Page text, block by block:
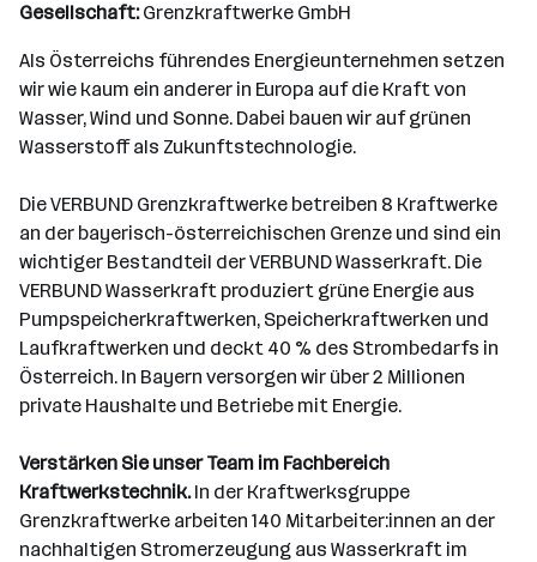
Gesellschaft:Grenzkraftwerke GmbH
Als Österreichs führendes Energieunternehmen setzen
wir wie kaum ein anderer in Europa auf die Kraft von
Wasser, Wind und Sonne. Dabei bauen wir auf grünen
Wasserstoff als Zukunftstechnologie.
Die VERBUND Grenzkraftwerke betreiben 8 Kraftwerke
an der bayerisch-österreichischen Grenze und sind ein
wichtiger Bestandteil der VERBUND Wasserkraft. Die
VERBUND Wasserkraft produziert grüne Energie aus
Pumpspeicherkraftwerken, Speicherkraftwerken und
Laufkraftwerken und deckt 40 % des Strombedarfs in
Österreich. In Bayern versorgen wir über 2 Millionen
private Haushalte und Betriebe mit Energie.
Verstärken Sie unser Team im Fachbereich
Kraftwerkstechnik.In der Kraftwerksgruppe
Grenzkraftwerke arbeiten 140 Mitarbeiter:innen an der
nachhaltigen Stromerzeugung aus Wasserkraft im